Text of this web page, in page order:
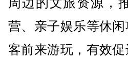
周边的文旅资源，
营、亲子娱乐等休
客前来游玩，有效